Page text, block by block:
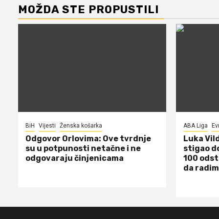
MOŽDA STE PROPUSTILI
BiH Vijesti Ženska košarka
Odgovor Orlovima: ​Ove tvrdnje
su u potpunosti netačne i ne
odgovaraju činjenicama
ABA Liga
Luka
stigao
100
da